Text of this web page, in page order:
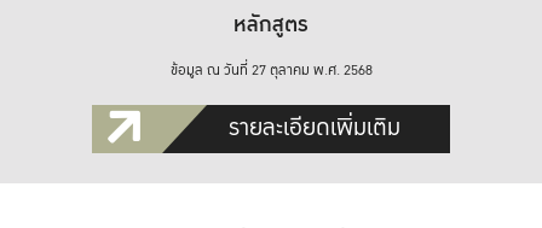
หลักสูตร
ข้อมูล ณ วันที่ 27 ตุลาคม พ.ศ. 2568
รายละเอียดเพิ่มเติม